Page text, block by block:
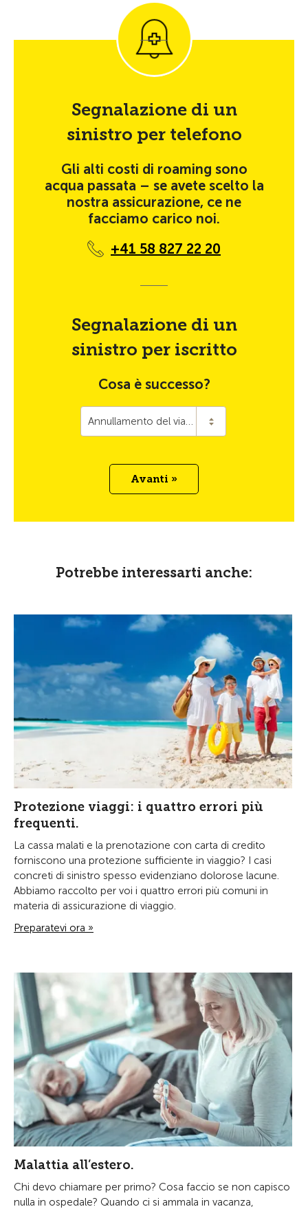
Segnalazione di un
sinistro per telefono
Gli alti costi di roaming sono
acqua passata – se avete scelto la
nostra assicurazione, ce ne
facciamo carico noi.
+41 58 827 22 20
Segnalazione di un
sinistro per iscritto
Cosa è successo?
Annullamento del viaggio
Avanti »
Potrebbe interessarti anche:
Protezione viaggi: i quattro errori più
frequenti.
La cassa malati e la prenotazione con carta di credito
forniscono una protezione sufficiente in viaggio? I casi
concreti di sinistro spesso evidenziano dolorose lacune.
Abbiamo raccolto per voi i quattro errori più comuni in
materia di assicurazione di viaggio.
Preparatevi ora »
Malattia all’estero.
Chi devo chiamare per primo? Cosa faccio se non capisco
nulla in ospedale? Quando ci si ammala in vacanza,